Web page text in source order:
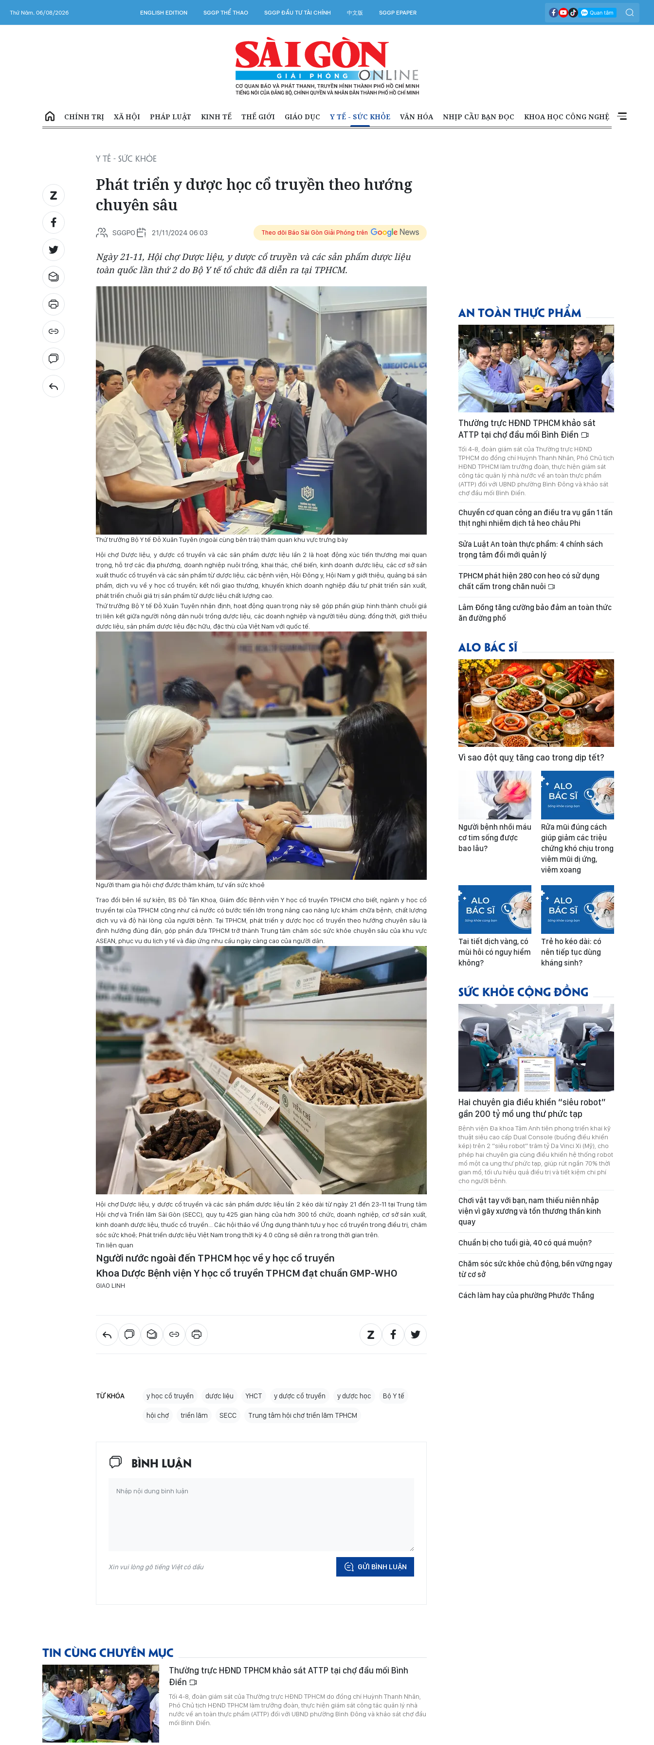
Thứ Năm, 06/08/2026 ENGLISH EDITION SGGP THỂ THAO SGGP ĐẦU TƯ TÀI CHÍNH 中文版 SGGP EPAPER
CHÍNH TRỊ XÃ HỘI PHÁP LUẬT KINH TẾ THẾ GIỚI GIÁO DỤC Y TẾ - SỨC KHỎE VĂN HÓA NHỊP CẦU BẠN ĐỌC KHOA HỌC CÔNG NGHỆ
Y TẾ - SỨC KHỎE
Phát triển y dược học cổ truyền theo hướng
chuyên sâu
SGGPO 21/11/2024 06:03 Theo dõi Báo Sài Gòn Giải Phóng trên
Ngày 21-11, Hội chợ Dược liệu, y dược cổ truyền và các sản phẩm dược liệu
toàn quốc lần thứ 2 do Bộ Y tế tổ chức đã diễn ra tại TPHCM.
Thứ trưởng Bộ Y tế Đỗ Xuân Tuyên (ngoài cùng bên trái) thăm quan khu vực trưng bày
Hội chợ Dược liệu, y dược cổ truyền và các sản phẩm dược liệu lần 2 là hoạt động xúc tiến thương mại quan
trọng, hỗ trợ các địa phương, doanh nghiệp nuôi trồng, khai thác, chế biến, kinh doanh dược liệu, các cơ sở sản
xuất thuốc cổ truyền và các sản phẩm từ dược liệu; các bệnh viện, Hội Đông y, Hội Nam y giới thiệu, quảng bá sản
phẩm, dịch vụ về y học cổ truyền; kết nối giao thương, khuyến khích doanh nghiệp đầu tư phát triển sản xuất,
phát triển chuỗi giá trị sản phẩm từ dược liệu chất lượng cao.
Thứ trưởng Bộ Y tế Đỗ Xuân Tuyên nhận định, hoạt động quan trọng này sẽ góp phần giúp hình thành chuỗi giá
trị liên kết giữa người nông dân nuôi trồng dược liệu, các doanh nghiệp và người tiêu dùng; đồng thời, giới thiệu
dược liệu, sản phẩm dược liệu đặc hữu, đặc thù của Việt Nam với quốc tế.
Người tham gia hội chợ được thăm khám, tư vấn sức khoẻ
Trao đổi bên lề sự kiện, BS Đỗ Tân Khoa, Giám đốc Bệnh viện Y học cổ truyền TPHCM cho biết, ngành y học cổ
truyền tại của TPHCM cũng như cả nước có bước tiến lớn trong nâng cao năng lực khám chữa bệnh, chất lượng
dịch vụ và độ hài lòng của người bệnh. Tại TPHCM, phát triển y dược học cổ truyền theo hướng chuyên sâu là
định hướng đúng đắn, góp phần đưa TPHCM trở thành Trung tâm chăm sóc sức khỏe chuyên sâu của khu vực
ASEAN, phục vụ du lịch y tế và đáp ứng nhu cầu ngày càng cao của người dân.
Hội chợ Dược liệu, y dược cổ truyền và các sản phẩm dược liệu lần 2 kéo dài từ ngày 21 đến 23-11 tại Trung tâm
Hội chợ và Triển lãm Sài Gòn (SECC), quy tụ 425 gian hàng của hơn 300 tổ chức, doanh nghiệp, cơ sở sản xuất,
kinh doanh dược liệu, thuốc cổ truyền... Các hội thảo về Ứng dụng thành tựu y học cổ truyền trong điều trị, chăm
sóc sức khoẻ; Phát triển dược liệu Việt Nam trong thời kỳ 4.0 cũng sẽ diễn ra trong thời gian trên.
Tin liên quan
Người nước ngoài đến TPHCM học về y học cổ truyền
Khoa Dược Bệnh viện Y học cổ truyền TPHCM đạt chuẩn GMP-WHO
GIAO LINH
TỪ KHÓA y học cổ truyền dược liệu YHCT y dược cổ truyền y dược học Bộ Y tế
hội chợ triển lãm SECC Trung tâm hội chợ triển lãm TPHCM
BÌNH LUẬN
Xin vui lòng gõ tiếng Việt có dấu GỬI BÌNH LUẬN
TIN CÙNG CHUYÊN MỤC
Thường trực HĐND TPHCM khảo sát ATTP tại chợ đầu mối Bình
Điền
Tối 4-8, đoàn giám sát của Thường trực HĐND TPHCM do đồng chí Huỳnh Thanh Nhân,
Phó Chủ tịch HĐND TPHCM làm trưởng đoàn, thực hiện giám sát công tác quản lý nhà
nước về an toàn thực phẩm (ATTP) đối với UBND phường Bình Đông và khảo sát chợ đầu
mối Bình Điền.
AN TOÀN THỰC PHẨM
Thường trực HĐND TPHCM khảo sát
ATTP tại chợ đầu mối Bình Điền
Tối 4-8, đoàn giám sát của Thường trực HĐND
TPHCM do đồng chí Huỳnh Thanh Nhân, Phó Chủ tịch
HĐND TPHCM làm trưởng đoàn, thực hiện giám sát
công tác quản lý nhà nước về an toàn thực phẩm
(ATTP) đối với UBND phường Bình Đông và khảo sát
chợ đầu mối Bình Điền.
Chuyển cơ quan công an điều tra vụ gần 1 tấn
thịt nghi nhiễm dịch tả heo châu Phi
Sửa Luật An toàn thực phẩm: 4 chính sách
trọng tâm đổi mới quản lý
TPHCM phát hiện 280 con heo có sử dụng
chất cấm trong chăn nuôi
Lâm Đồng tăng cường bảo đảm an toàn thức
ăn đường phố
ALO BÁC SĨ
Vì sao đột quỵ tăng cao trong dịp tết?
Người bệnh nhồi máu
cơ tim sống được
bao lâu?
Rửa mũi đúng cách
giúp giảm các triệu
chứng khó chịu trong
viêm mũi dị ứng,
viêm xoang
Tai tiết dịch vàng, có
mùi hôi có nguy hiểm
không?
Trẻ ho kéo dài: có
nên tiếp tục dùng
kháng sinh?
SỨC KHỎE CỘNG ĐỒNG
Hai chuyên gia điều khiển “siêu robot”
gần 200 tỷ mổ ung thư phức tạp
Bệnh viện Đa khoa Tâm Anh tiên phong triển khai kỹ
thuật siêu cao cấp Dual Console (buồng điều khiển
kép) trên 2 “siêu robot” trăm tỷ Da Vinci Xi (Mỹ), cho
phép hai chuyên gia cùng điều khiển hệ thống robot
mổ một ca ung thư phức tạp, giúp rút ngắn 70% thời
gian mổ, tối ưu hiệu quả điều trị và tiết kiệm chi phí
cho người bệnh.
Chơi vật tay với bạn, nam thiếu niên nhập
viện vì gãy xương và tổn thương thần kinh
quay
Chuẩn bị cho tuổi già, 40 có quá muộn?
Chăm sóc sức khỏe chủ động, bền vững ngay
từ cơ sở
Cách làm hay của phường Phước Thắng